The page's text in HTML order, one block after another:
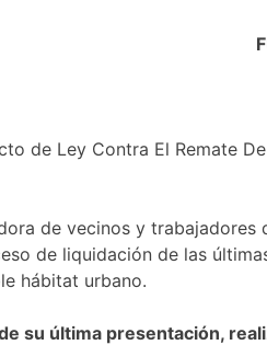
de Ley Contra El Remate
de vecinos y
de liquidación de las
hábitat urbano.
su última presentación,